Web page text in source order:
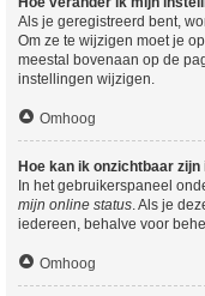
Als je geregistreerd bent,
Om ze te wijzigen moet je
meestal bovenaan op de
instellingen wijzigen.
Omhoog
Hoe kan ik onzichtbaar
In het gebruikerspaneel
mijn online status. Als je
iedereen, behalve voor
Omhoog